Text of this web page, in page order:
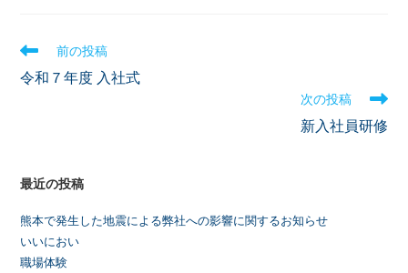
前の投稿
令和７年度 入社式
次の投稿
新入社員研修
最近の投稿
熊本で発生した地震による弊社への影響に関するお知らせ
いいにおい
職場体験